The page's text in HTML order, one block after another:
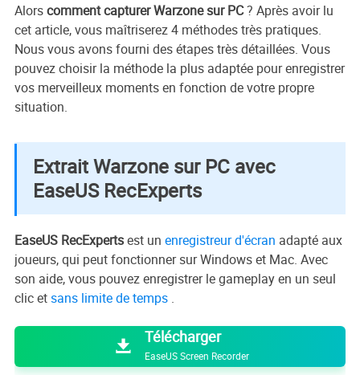
Alorscomment capturer Warzone sur PC? Après avoir lu
cet article, vous maîtriserez 4 méthodes très pratiques.
Nous vous avons fourni des étapes très détaillées. Vous
pouvez choisir la méthode la plus adaptée pour enregistrer
vos merveilleux moments en fonction de votre propre
situation.
Extrait Warzone sur PC avec
EaseUS RecExperts
EaseUS RecExpertsest un enregistreur d'écran adapté aux
joueurs, qui peut fonctionner sur Windows et Mac. Avec
son aide, vous pouvez enregistrer le gameplay en un seul
clic etsans limite de temps.

 Télécharger
EaseUS Screen Recorder